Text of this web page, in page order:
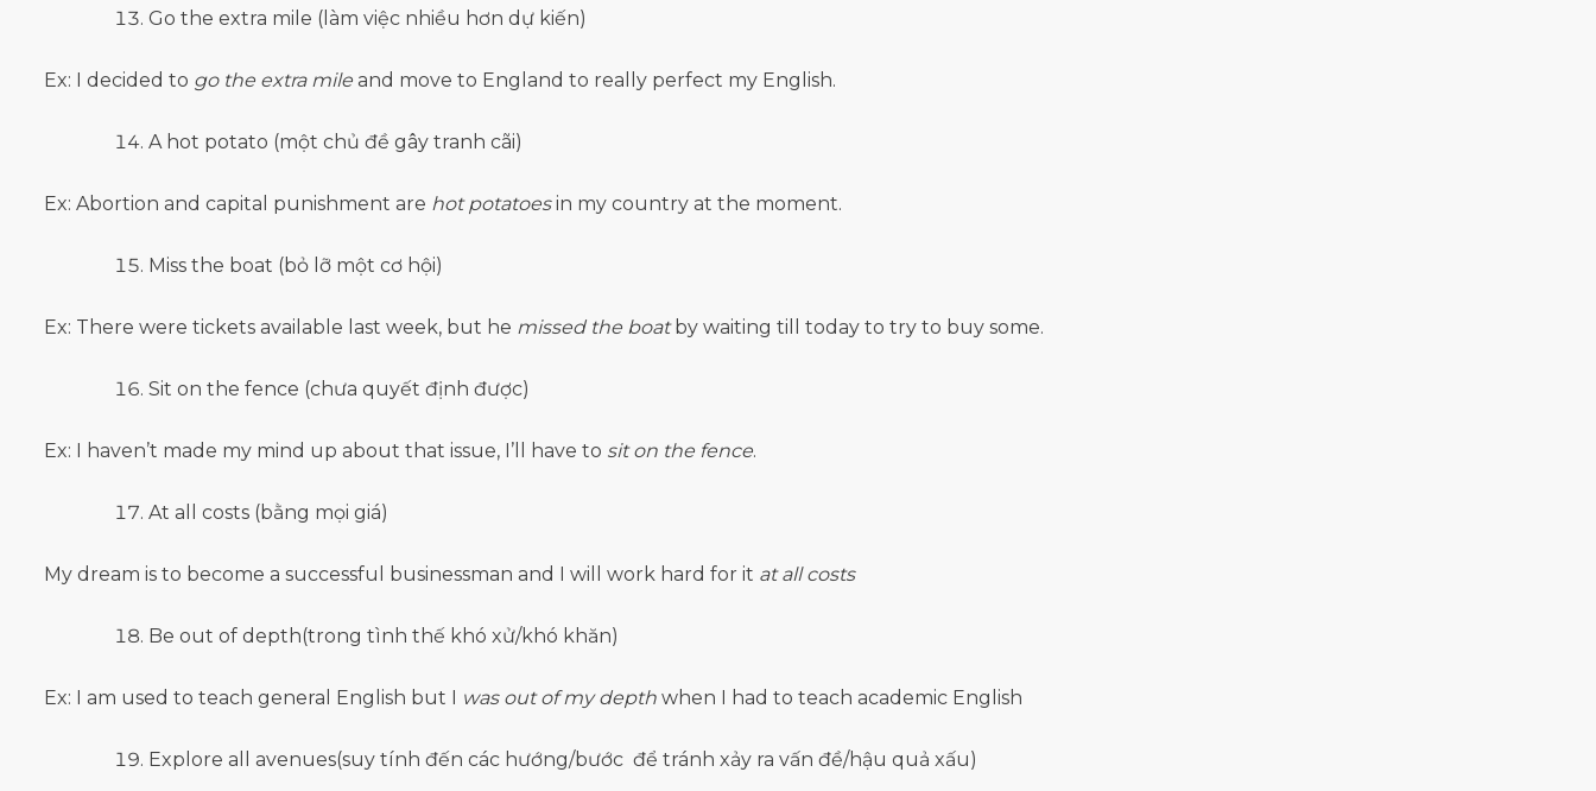
Go the extra mile (làm việc nhiều hơn dự kiến)
Ex: I decided to go the extra mile and move to England to really perfect my English.
A hot potato (một chủ đề gây tranh cãi)
Ex: Abortion and capital punishment are hot potatoesin my country at the moment.
Miss the boat (bỏ lỡ một cơ hội)
Ex: There were tickets available last week, but he missed the boatby waiting till today to try to buy some.
Sit on the fence (chưa quyết định được)
Ex: I haven’t made my mind up about that issue, I’ll have to sit on the fence.
At all costs (bằng mọi giá)
My dream is to become a successful businessman and I will work hard for it at all costs
Be out of depth(trong tình thế khó xử/khó khăn)
Ex: I am used to teach general English but I was out of my depth when I had to teach academic English
Explore all avenues(suy tính đến các hướng/bước để tránh xảy ra vấn đề/hậu quả xấu)